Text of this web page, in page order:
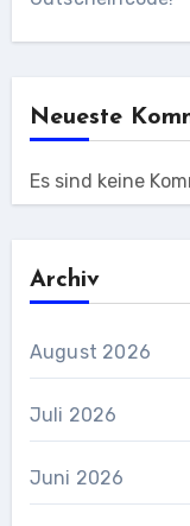
Neueste
Es sind keine
Archiv
August 2026
Juli 2026
Juni 2026